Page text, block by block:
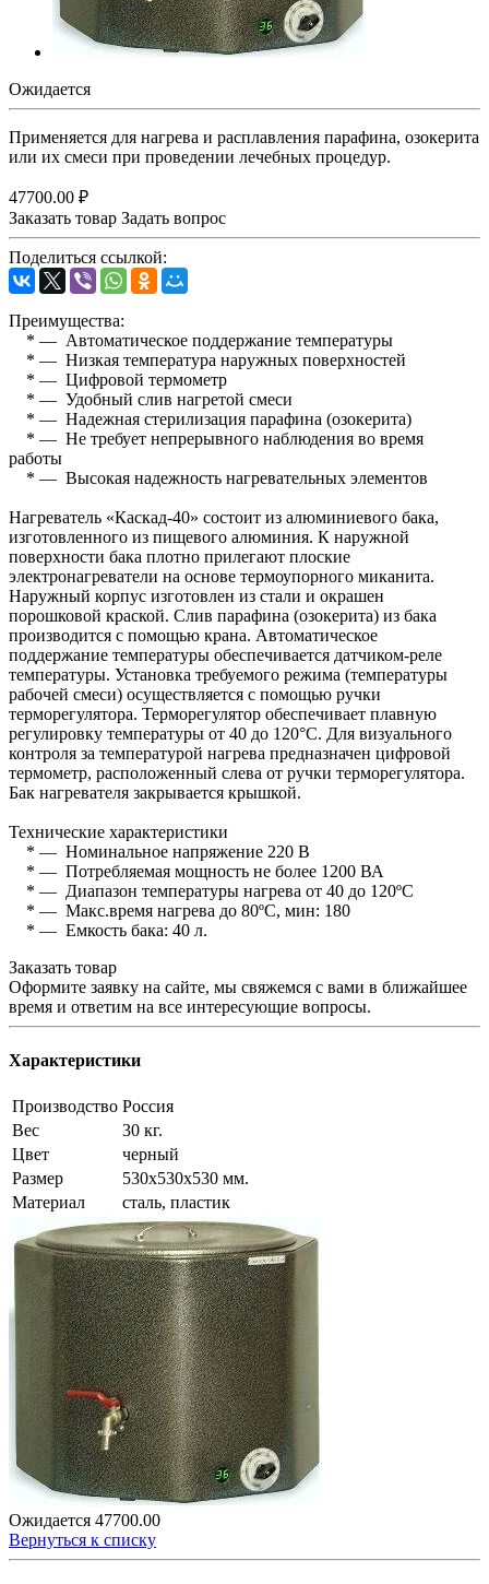
Ожидается
Применяется для нагрева и расплавления парафина, озокерита
или их смеси при проведении лечебных процедур.
47700.00 ₽
Заказать товар Задать вопрос
Поделиться ссылкой:
Преимущества:
* — Автоматическое поддержание температуры
* — Низкая температура наружных поверхностей
* — Цифровой термометр
* — Удобный слив нагретой смеси
* — Надежная стерилизация парафина (озокерита)
* — Не требует непрерывного наблюдения во время
работы
* — Высокая надежность нагревательных элементов
Нагреватель «Каскад-40» состоит из алюминиевого бака,
изготовленного из пищевого алюминия. К наружной
поверхности бака плотно прилегают плоские
электронагреватели на основе термоупорного миканита.
Наружный корпус изготовлен из стали и окрашен
порошковой краской. Слив парафина (озокерита) из бака
производится с помощью крана. Автоматическое
поддержание температуры обеспечивается датчиком-реле
температуры. Установка требуемого режима (температуры
рабочей смеси) осуществляется с помощью ручки
терморегулятора. Терморегулятор обеспечивает плавную
регулировку температуры от 40 до 120°С. Для визуального
контроля за температурой нагрева предназначен цифровой
термометр, расположенный слева от ручки терморегулятора.
Бак нагревателя закрывается крышкой.
Технические характеристики
* — Номинальное напряжение 220 В
* — Потребляемая мощность не более 1200 ВА
* — Диапазон температуры нагрева от 40 до 120ºС
* — Макс.время нагрева до 80ºС, мин: 180
* — Емкость бака: 40 л.
Заказать товар
Оформите заявку на сайте, мы свяжемся с вами в ближайшее
время и ответим на все интересующие вопросы.
Характеристики
Производство Россия
Вес
30 кг.
Цвет
черный
Размер
530х530х530 мм.
Материал
сталь, пластик
Ожидается 47700.00
Вернуться к списку